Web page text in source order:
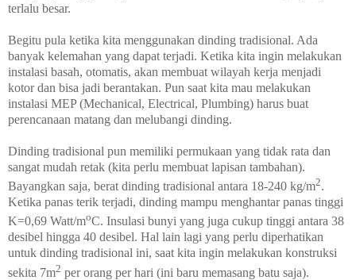
terlalu besar.
Begitu pula ketika kita menggunakan dinding tradisional. Ada
banyak kelemahan yang dapat terjadi. Ketika kita ingin melakukan
instalasi basah, otomatis, akan membuat wilayah kerja menjadi
kotor dan bisa jadi berantakan. Pun saat kita mau melakukan
instalasi MEP (Mechanical, Electrical, Plumbing) harus buat
perencanaan matang dan melubangi dinding.
Dinding tradisional pun memiliki permukaan yang tidak rata dan
sangat mudah retak (kita perlu membuat lapisan tambahan).
Bayangkan saja, berat dinding tradisional antara 18-240 kg/m2.
Ketika panas terik terjadi, dinding mampu menghantar panas tinggi
K=0,69 Watt/moC. Insulasi bunyi yang juga cukup tinggi antara 38
desibel hingga 40 desibel. Hal lain lagi yang perlu diperhatikan
untuk dinding tradisional ini, saat kita ingin melakukan konstruksi
sekita 7m2 per orang per hari (ini baru memasang batu saja).